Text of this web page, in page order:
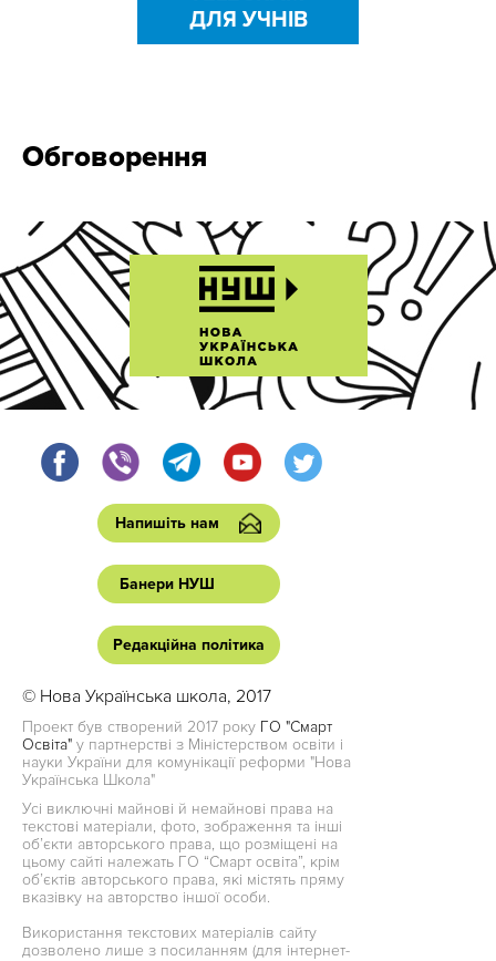
ДЛЯ УЧНІВ
Обговорення
Напишіть нам
Банери НУШ
Редакційна політика
© Нова Українська школа, 2017
Проект був створений 2017 року ГО "Смарт
Освіта" у партнерстві з Міністерством освіти і
науки України для комунікації реформи "Нова
Українська Школа"
Усі виключні майнові й немайнові права на
текстові матеріали, фото, зображення та інші
об’єкти авторського права, що розміщені на
цьому сайті належать ГО “Смарт освіта”, крім
об’єктів авторського права, які містять пряму
вказівку на авторство іншої особи.
Використання текстових матеріалів сайту
дозволено лише з посиланням (для інтернет-